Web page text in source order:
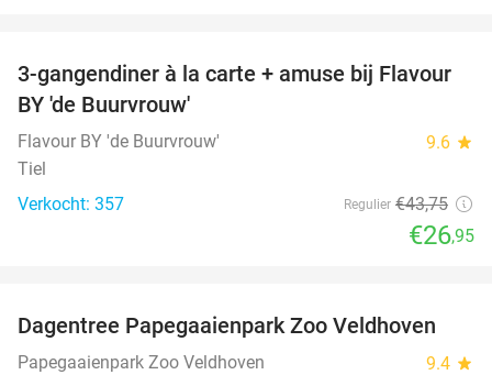
38%
3-gangendiner à la carte + amuse bij Flavour
BY 'de Buurvrouw'
Flavour BY 'de Buurvrouw' 9.6 star
Tiel
Verkocht: 357
Regulier €43,75
€26,95
26%
Dagentree Papegaaienpark Zoo Veldhoven
Papegaaienpark Zoo Veldhoven 9.4 star